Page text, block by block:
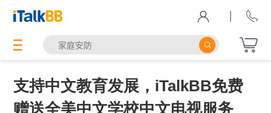
|
支持中文教育发展，iTalkBB免费
赠送全美中文学校中文电视服务